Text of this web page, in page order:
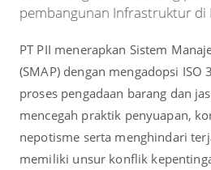
pembangunan Infrastruktur di
PT PII menerapkan Sistem
(SMAP) dengan mengadopsi ISO
proses pengadaan barang dan
mencegah praktik penyuapan,
nepotisme serta menghindari
memiliki unsur konflik